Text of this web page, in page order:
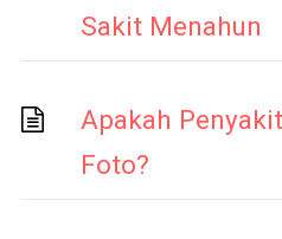
Sakit Menahun
Apakah
Foto?